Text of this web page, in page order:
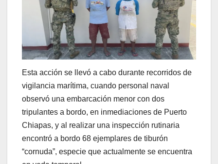
Esta acción se llevó a cabo durante recorridos de
vigilancia marítima, cuando personal naval
observó una embarcación menor con dos
tripulantes a bordo, en inmediaciones de Puerto
Chiapas, y al realizar una inspección rutinaria
encontró a bordo 68 ejemplares de tiburón
“cornuda”, especie que actualmente se encuentra